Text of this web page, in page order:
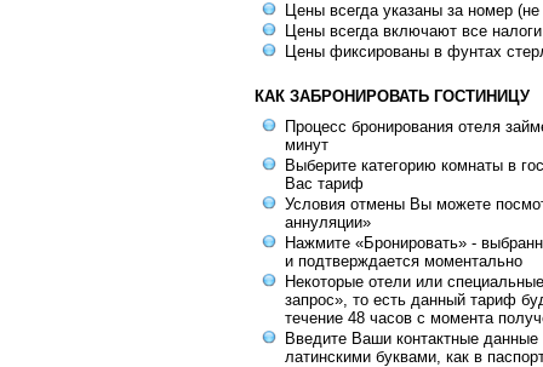
Цены всегда указаны за номер
Цены всегда включают все
Цены фиксированы в фунтах
КАК ЗАБРОНИРОВАТЬ ГОСТИНИЦУ
Процесс бронирования отеля
минут
Выберите категорию комнаты в
Вас тариф
Условия отмены Вы можете
аннуляции»
Нажмите «Бронировать» -
и подтверждается моментально
Некоторые отели или
запрос», то есть данный тариф
течение 48 часов с момента
Введите Ваши контактные данные
латинскими буквами, как в